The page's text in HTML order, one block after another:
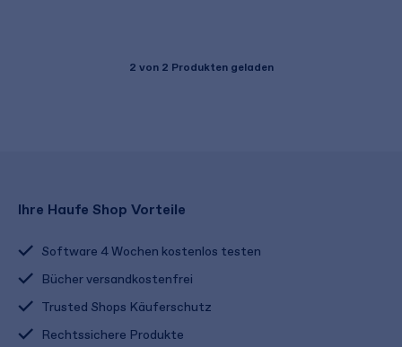
2 von 2 Produkten geladen
Ihre Haufe Shop Vorteile
Software 4 Wochen kostenlos testen
Bücher versandkostenfrei
Trusted Shops Käuferschutz
Rechtssichere Produkte